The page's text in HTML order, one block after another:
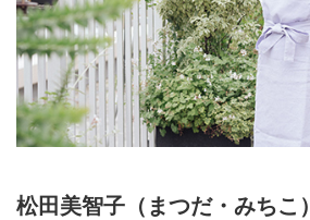
松田美智子（まつだ・みちこ）